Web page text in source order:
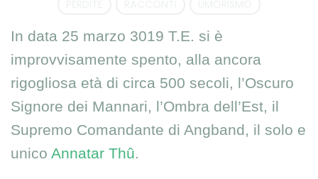
In data 25 marzo 3019 T.E. si è
improvvisamente spento, alla ancora
rigogliosa età di circa 500 secoli, l’Oscuro
Signore dei Mannari, l’Ombra dell’Est, il
Supremo Comandante di Angband, il solo e
unico Annatar Thû.